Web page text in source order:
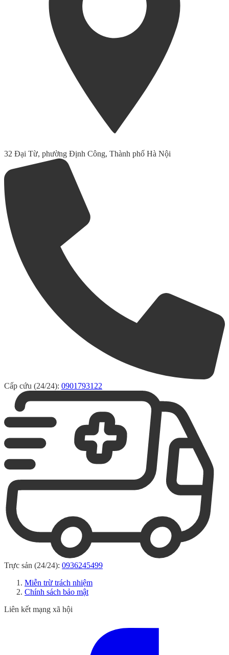
32 Đại Từ, phường Định Công, Thành phố Hà Nội
Cấp cứu (24/24): 0901793122
Trực sản (24/24): 0936245499
Miễn trừ trách nhiệm
Chính sách bảo mật
Liên kết mạng xã hội